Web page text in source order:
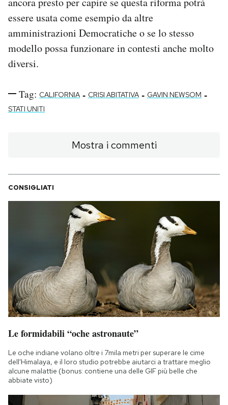
essere usata come esempio da altre
amministrazioni Democratiche o se lo stesso
modello possa funzionare in contesti anche molto
diversi.
Tag: CALIFORNIA - CRISI ABITATIVA - GAVIN NEWSOM -
STATI UNITI
Mostra i commenti
CONSIGLIATI
Le formidabili “oche astronaute”
Le oche indiane volano oltre i 7mila metri per superare le cime
dell'Himalaya, e il loro studio potrebbe aiutarci a trattare meglio
alcune malattie (bonus: contiene una delle GIF più belle che
abbiate visto)